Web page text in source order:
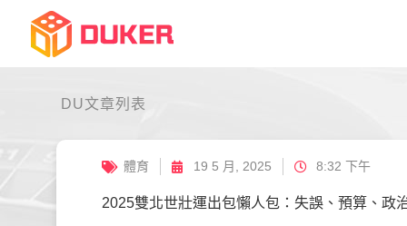
DU文章列表
體育 19 5 月, 2025 8:32 下午
2025雙北世壯運出包懶人包：失誤、預算、政